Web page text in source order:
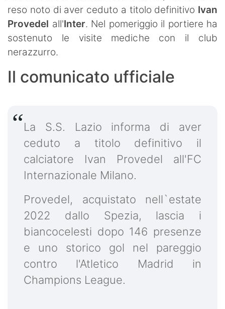
reso noto di aver ceduto a titolo definitivo Ivan
Provedel all'Inter. Nel pomeriggio il portiere ha
sostenuto le visite mediche con il club
nerazzurro.
Il comunicato ufficiale
La S.S. Lazio informa di aver
ceduto a titolo definitivo il
calciatore Ivan Provedel all'FC
Internazionale Milano.
Provedel, acquistato nell`estate
2022 dallo Spezia, lascia i
biancocelesti dopo 146 presenze
e uno storico gol nel pareggio
contro l'Atletico Madrid in
Champions League.